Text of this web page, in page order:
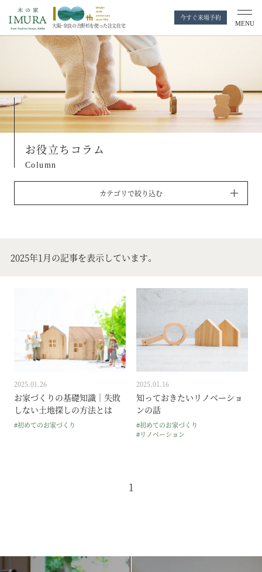
大阪・奈良の吉野杉を使った注文住宅
今すぐ来場予約
MENU
お役立ちコラム
Column
カテゴリで絞り込む
2025年1月の記事を表示しています。
2025.01.26
お家づくりの基礎知識｜失敗
しない土地探しの方法とは
#初めてのお家づくり
2025.01.16
知っておきたいリノベーショ
ンの話
#初めてのお家づくり
#リノベーション
1